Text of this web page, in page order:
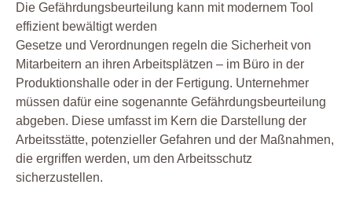
Die Gefährdungsbeurteilung kann mit modernem Tool
effizient bewältigt werden
Gesetze und Verordnungen regeln die Sicherheit von
Mitarbeitern an ihren Arbeitsplätzen – im Büro in der
Produktionshalle oder in der Fertigung. Unternehmer
müssen dafür eine sogenannte Gefährdungsbeurteilung
abgeben. Diese umfasst im Kern die Darstellung der
Arbeitsstätte, potenzieller Gefahren und der Maßnahmen,
die ergriffen werden, um den Arbeitsschutz
sicherzustellen.